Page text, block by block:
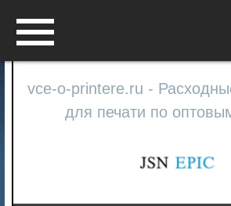
vce-o-printere.ru -
для печати по